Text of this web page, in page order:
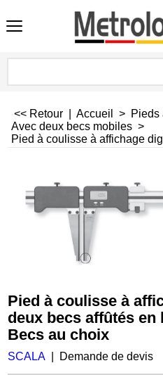
<< Retour Accueil > Pieds
Avec deux becs mobiles >
Pied à coulisse à affichage
Pied à coulisse à
deux becs affûtés en
Becs au choix
SCALA Demande de devis